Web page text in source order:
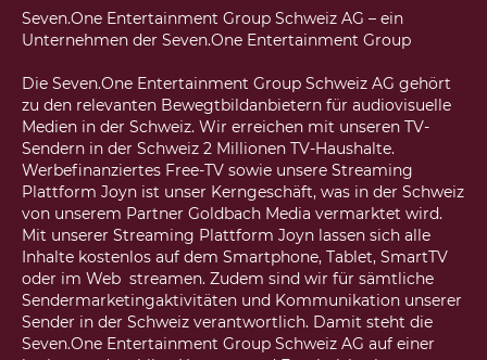
Seven.One Entertainment Group Schweiz AG – ein
Unternehmen der Seven.One Entertainment Group
Die Seven.One Entertainment Group Schweiz AG gehört
zu den relevanten Bewegtbildanbietern für audiovisuelle
Medien in der Schweiz. Wir erreichen mit unseren TV-
Sendern in der Schweiz 2 Millionen TV-Haushalte.
Werbefinanziertes Free-TV sowie unsere Streaming
Plattform Joyn ist unser Kerngeschäft, was in der Schweiz
von unserem Partner Goldbach Media vermarktet wird.
Mit unserer Streaming Plattform Joyn lassen sich alle
Inhalte kostenlos auf dem Smartphone, Tablet, SmartTV
oder im Web streamen. Zudem sind wir für sämtliche
Sendermarketingaktivitäten und Kommunikation unserer
Sender in der Schweiz verantwortlich. Damit steht die
Seven.One Entertainment Group Schweiz AG auf einer